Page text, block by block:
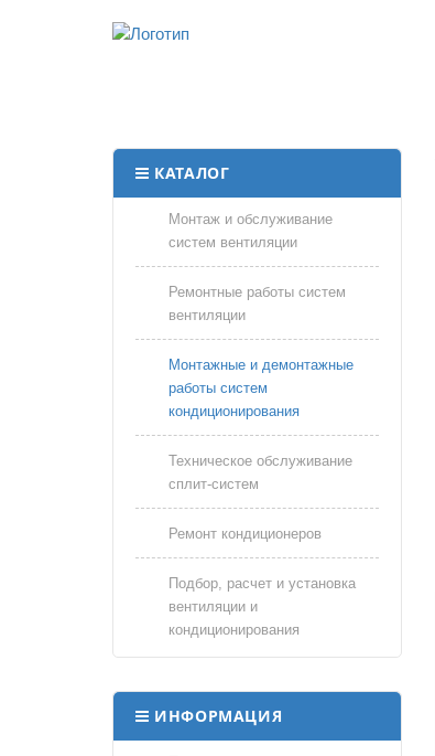
КАТАЛОГ
Монтаж и обслуживание
систем вентиляции
Ремонтные работы систем
вентиляции
Монтажные и демонтажные
работы систем
кондиционирования
Техническое обслуживание
сплит-систем
Ремонт кондиционеров
Подбор, расчет и установка
вентиляции и
кондиционирования
ИНФОРМАЦИЯ